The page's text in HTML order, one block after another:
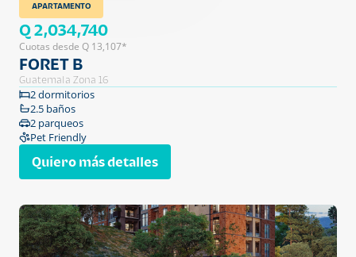
APARTAMENTO
Q 2,034,740
Cuotas desde Q 13,107*
FORET B
Guatemala Zona 16
2 dormitorios
2.5 baños
2 parqueos
Pet Friendly
Quiero más detalles